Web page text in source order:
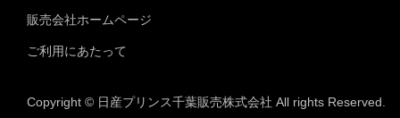
販売会社ホームページ
ご利用にあたって
Copyright © 日産プリンス千葉販売株式会社 All rights Reserved.